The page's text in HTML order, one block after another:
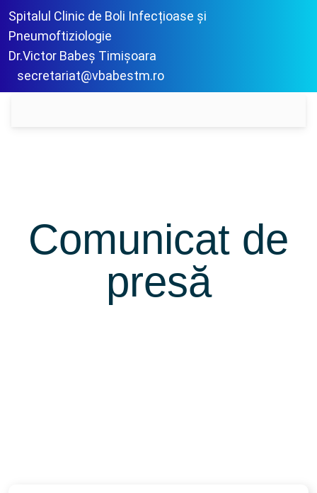
Spitalul Clinic de Boli Infecțioase și
Pneumoftiziologie
Dr.Victor Babeș Timișoara
secretariat@vbabestm.ro
Comunicat de
presă